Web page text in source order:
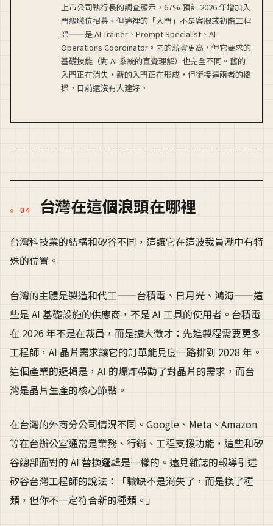
上市公司執行長的調查顯示，67% 預計 2026 年增加入
門級職位招募。但這裡的「入門」不是客服或初階工程
師——是 AI Trainer、Prompt Specialist、AI
Operations Coordinator。它的薪資更高，但它要求的
基礎技能（對 AI 系統的直覺理解）也完全不同。舊的
入門正在消失，新的入門正在形成，但銜接這兩者的橋
樑，目前還沒有人建好。
台灣在這個浪頭在哪裡
台灣科技業的結構和矽谷不同，這讓它在這波裁員潮中有特
殊的位置。
台灣的主體是製造和代工——台積電、日月光、鴻海——這
些是 AI 基礎設施的供應商，不是 AI 工具的使用者。台積電
在 2026 年不是在裁員，而是擴大徵才：先進製程需要更多
工程師，AI 晶片需求讓它的訂單能見度一路排到 2028 年。
這個產業的邏輯是，AI 的爆炸帶動了對晶片的需求，而台
灣是晶片生產的核心節點。
在台灣的外商分公司情況不同。Google、Meta、Amazon
等在台辦公室通常是業務、行銷、工程支援功能，這些和矽
谷總部面對的 AI 替換邏輯是一樣的。遠見雜誌的報導引述
矽谷台灣工程師的說法：「職缺不是消失了，而是換了種
類，但你不一定符合新的種類。」